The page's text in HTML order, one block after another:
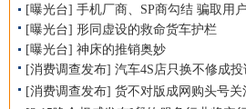
[曝光台] 手机厂商、SP商勾结 骗取用
[曝光台] 形同虚设的救命货车护栏
[曝光台] 神床的推销奥妙
[消费调查发布] 汽车4S店只换不修成投
[消费调查发布] 货不对版成网购头号关